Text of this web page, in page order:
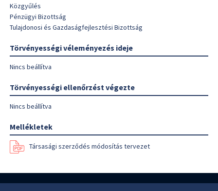
Közgyűlés
Pénzügyi Bizottság
Tulajdonosi és Gazdaságfejlesztési Bizottság
Törvényességi véleményezés ideje
Nincs beállítva
Törvényességi ellenőrzést végezte
Nincs beállítva
Mellékletek
Társasági szerződés módosítás tervezet